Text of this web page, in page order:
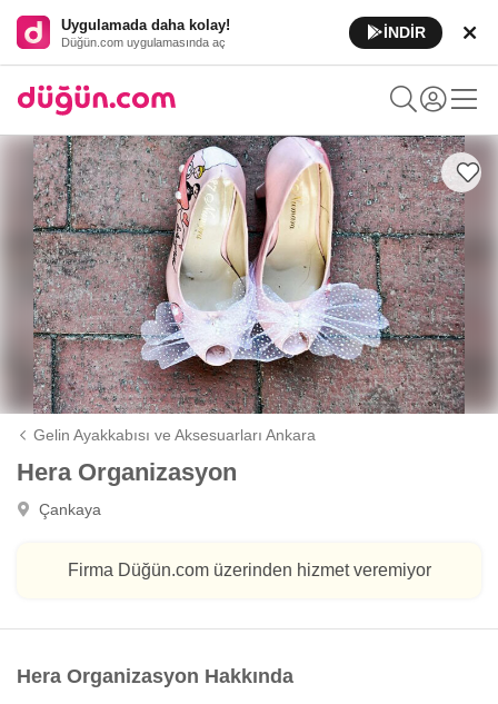
Uygulamada daha kolay!
Düğün.com uygulamasında aç
İNDİR
Gelin Ayakkabısı ve Aksesuarları Ankara
Hera Organizasyon
Çankaya
Firma Düğün.com üzerinden hizmet veremiyor
Hera Organizasyon Hakkında